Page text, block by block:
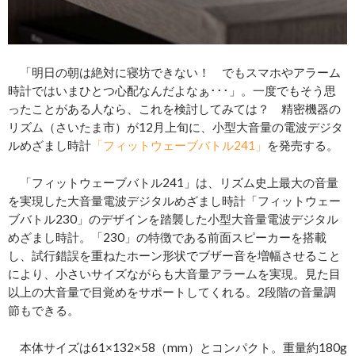
「明日の朝は絶対に寝坊できない！ でもスマホやアラーム
時計ではいまひとつ心配なんだよなぁ･･･」。一度でもそう思
ったことがある人なら、これを検討してみては？ 精密機器の
リズム（さいたま市）が12月上旬に、小型大音量の電波デジタ
ルめざまし時計 「フィットウェーブバトル241」 を発売する。
「フィットウェーブバトル241」は、リズム史上最大の音量
を実現した大音量電波デジタルめざまし時計「フィットウェー
ブバトル230」のデザインを踏襲した小型大音量電波デジタル
めざまし時計。「230」の特徴である前面スピーカーを搭載
し、試行錯誤を重ねたホーン形状でブザー音を増幅させること
により、小さいサイズながらも大音量アラームを実現。見た目
以上の大音量で目覚めをサポートしてくれる。2段階の音量調
節もできる。
本体サイズは61×132×58（mm）とコンパクト。重量約180g